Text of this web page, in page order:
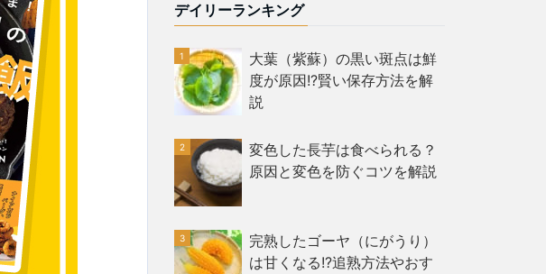
デイリーランキング
大葉（紫蘇）の黒い斑点は鮮
度が原因!?賢い保存方法を解
説
変色した長芋は食べられる？
原因と変色を防ぐコツを解説
完熟したゴーヤ（にがうり）
は甘くなる!?追熟方法やおす